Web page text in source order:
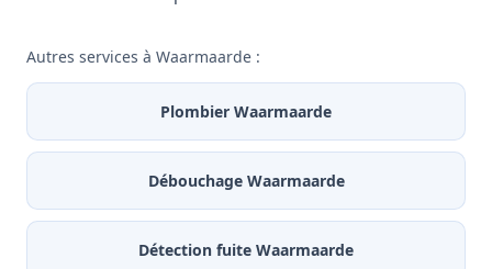
Autres services à Waarmaarde :
Plombier Waarmaarde
Débouchage Waarmaarde
Détection fuite Waarmaarde